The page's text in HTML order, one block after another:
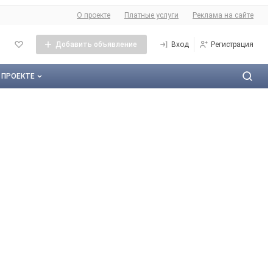
О сайте
О проекте Платные услуги Реклама на сайте
Добавить объявление Вход Регистрация